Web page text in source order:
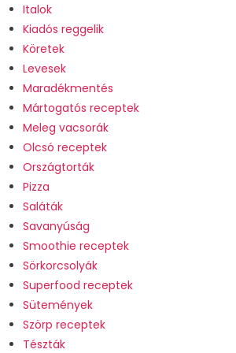
Italok
Kiadós reggelik
Köretek
Levesek
Maradékmentés
Mártogatós receptek
Meleg vacsorák
Olcsó receptek
Országtorták
Pizza
Saláták
Savanyúság
Smoothie receptek
Sörkorcsolyák
Superfood receptek
Sütemények
Szörp receptek
Tészták